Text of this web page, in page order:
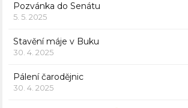
Pozvánka do Senátu
5. 5. 2025
Stavění máje v Buku
30. 4. 2025
Pálení čarodějnic
30. 4. 2025